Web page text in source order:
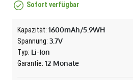
Sofort verfügbar
Kapazität: 1600mAh/5.9WH
Spannung: 3.7V
Typ: Li-Ion
Garantie: 12 Monate